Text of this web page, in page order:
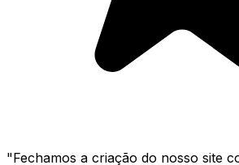
"Fechamos a criação do nosso site